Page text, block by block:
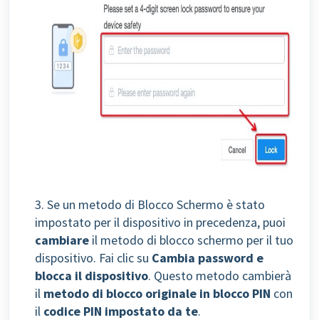
3. Se un metodo di Blocco Schermo è stato
impostato per il dispositivo in precedenza, puoi
cambiare il metodo di blocco schermo per il tuo
dispositivo. Fai clic su Cambia password e
blocca il dispositivo. Questo metodo cambierà
il metodo di blocco originale in blocco PIN con
il codice PIN impostato da te.